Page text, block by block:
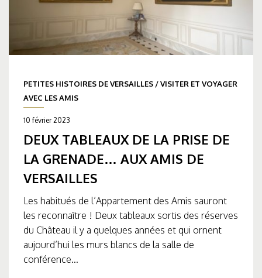
PETITES HISTOIRES DE VERSAILLES /VISITER ET VOYAGER
AVEC LES AMIS
10 février 2023
DEUX TABLEAUX DE LA PRISE DE
LA GRENADE… AUX AMIS DE
VERSAILLES
Les habitués de l’Appartement des Amis sauront
les reconnaître ! Deux tableaux sortis des réserves
du Château il y a quelques années et qui ornent
aujourd’hui les murs blancs de la salle de
conférence...